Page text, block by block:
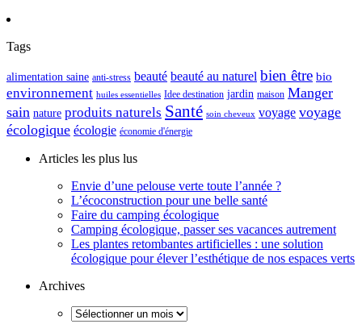
Tags
alimentation saine anti-stress beauté beauté au naturel bien être bio
environnement huiles essentielles Idee destination jardin maison Manger
sain nature produits naturels Santé soin cheveux voyage voyage
écologique écologie économie d'énergie
Articles les plus lus
Envie d’une pelouse verte toute l’année ?
L’écoconstruction pour une belle santé
Faire du camping écologique
Camping écologique, passer ses vacances autrement
Les plantes retombantes artificielles : une solution
écologique pour élever l’esthétique de nos espaces verts
Archives